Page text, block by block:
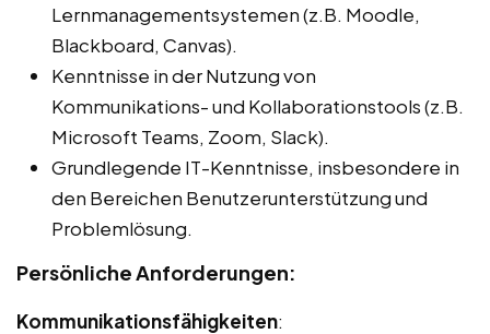
Lernmanagementsystemen (z.B. Moodle,
Blackboard, Canvas).
Kenntnisse in der Nutzung von
Kommunikations- und Kollaborationstools (z.B.
Microsoft Teams, Zoom, Slack).
Grundlegende IT-Kenntnisse, insbesondere in
den Bereichen Benutzerunterstützung und
Problemlösung.
Persönliche Anforderungen:
Kommunikationsfähigkeiten: